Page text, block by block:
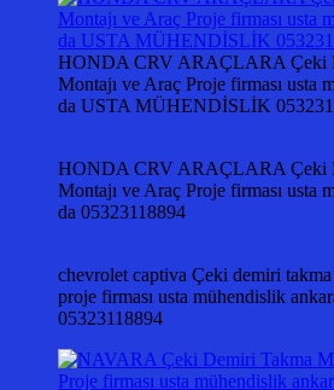
HONDA CRV ARAÇLARA Çeki
Montajı ve Araç Proje firması usta
da USTA MÜHENDİSLİK
HONDA CRV ARAÇLARA Çeki
Montajı ve Araç Proje firması usta
da 05323118894
chevrolet captiva Çeki demiri takma
proje firması usta mühendislik
05323118894